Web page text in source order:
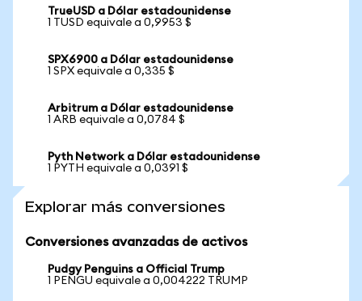
TrueUSD a Dólar estadounidense
1 TUSD equivale a 0,9953 $
SPX6900 a Dólar estadounidense
1 SPX equivale a 0,335 $
Arbitrum a Dólar estadounidense
1 ARB equivale a 0,0784 $
Pyth Network a Dólar estadounidense
1 PYTH equivale a 0,0391 $
Explorar más conversiones
Conversiones avanzadas de activos
Pudgy Penguins a Official Trump
1 PENGU equivale a 0,004222 TRUMP